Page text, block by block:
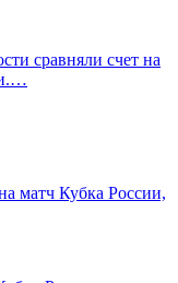
сравняли счет на
матч Кубка России,